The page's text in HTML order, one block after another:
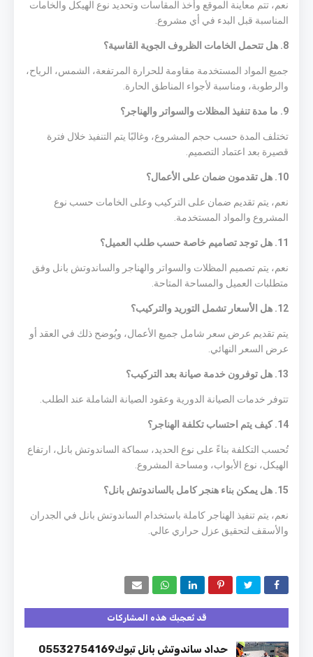
نعم، تتم معاينة الموقع وأخذ المقاسات وتحديد نوع الهيكل والخامات
المناسبة قبل البدء في أي مشروع.
8. هل تتحمل الخامات الظروف الجوية القاسية؟
جميع المواد المستخدمة مقاومة للحرارة المرتفعة، الشمس، الرياح،
والرطوبة، ومناسبة لأجواء المناطق الحارة.
9. ما مدة تنفيذ المظلات والسواتر والهناجر؟
تختلف المدة حسب حجم المشروع، وغالبًا يتم التنفيذ خلال فترة
قصيرة بعد اعتماد التصميم.
10. هل تقدمون ضمان على الأعمال؟
نعم، يتم تقديم ضمان على التركيب وعلى الخامات حسب نوع
المشروع والمواد المستخدمة.
11. هل توجد تصاميم خاصة حسب طلب العميل؟
نعم، يتم تصميم المظلات والسواتر والهناجر والساندوتش بانل وفق
متطلبات العميل والمساحة المتاحة.
12. هل الأسعار تشمل التوريد والتركيب؟
يتم تقديم عرض سعر شامل جميع الأعمال، ويُوضح ذلك في العقد أو
عرض السعر النهائي.
13. هل توفرون خدمة صيانة بعد التركيب؟
تتوفر خدمات الصيانة الدورية وعقود الصيانة الشاملة عند الطلب.
14. كيف يتم احتساب تكلفة الهناجر؟
تُحسب التكلفة بناءً على نوع الحديد، سماكة الساندوتش بانل، ارتفاع
الهيكل، نوع الأبواب، ومساحة المشروع.
15. هل يمكن بناء هنجر كامل بالساندوتش بانل؟
نعم، يتم تنفيذ الهناجر كاملة باستخدام الساندوتش بانل في الجدران
والأسقف لتحقيق عزل حراري عالي.
قد تُعجبك هذه المشاركات
حداد ساندوتش بانل تبوك05532754169